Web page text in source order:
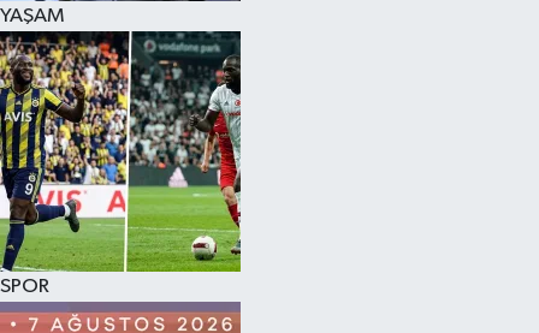
YAŞAM
SPOR
SPOR
KÜLTÜR SANAT
FRAGMANLAR